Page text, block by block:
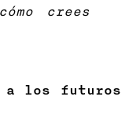
crees
a los futuros